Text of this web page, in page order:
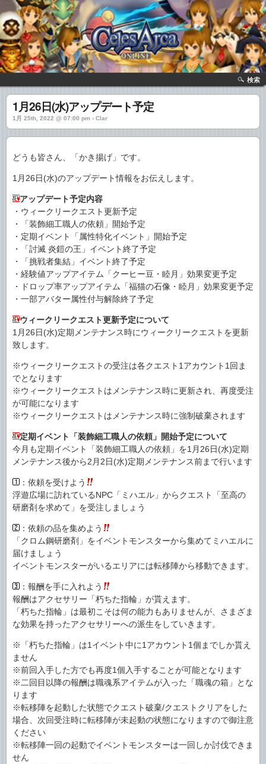
検索
1月26日(水)アップデート予定
1月 25th, 2022 @ 07:00 pm › Clar
どうも皆さん、「かき揚げ」です。
1月26日(水)のアップデート情報をお伝えします。
アップデート予定内容
・ウィークリークエスト更新予定
・「装飾細工職人の依頼」開始予定
・定期イベント「属性特化イベント」開始予定
・「討滅 炎鎧の王」イベント終了予定
・「挑戦者集結」イベント終了予定
・経験値アップアイテム「クーヒー豆・睦月」効果変更予定
・ドロップ率アップアイテム「福猫の石像・睦月」効果変更予定
・一部アバター属性付与解除終了予定
ウィークリークエスト更新予定について
1月26日(水)定期メンテナンス時にウィークリークエストを更新
致します。
※ウィークリークエストの受注は各クエスト1アカウント1回ま
でとなります
※ウィークリークエストはメンテナンス時に更新され、再度受注
が可能になります
※ウィークリークエストはメンテナンス時に強制破棄されます
定期イベント「装飾細工職人の依頼」開始予定について
今月も定期イベント「装飾細工職人の依頼」を1月26日(水)定期
メンテナンス後から2月2日(水)定期メンテナンス前まで行います
：依頼を受けよう
浮遊広場に訪れているNPC「ミハエル」からクエスト「至高の
研磨剤を求めて」を受注しましょう
：依頼の品を集めよう
「クロム鋼研磨剤」をイベントモンスターから集めてミハエルに
届けましょう
イベントモンスターがいるエリアには転移陣から移動できます。
：報酬を手に入れよう
報酬はアクセサリー「朽ちた指輪」が貰えます。
「朽ちた指輪」は最初こそは何の能力もありませんが、さまざま
な効果を持ったアクセサリーへの派生をしていきます。
※「朽ちた指輪」は1イベント中に1アカウント1個までしか貰え
ません
※前回入手した方でも再度1個入手することが可能となります
※二回目以降の報酬は職魂系アイテムが入った「職魂の箱」とな
ります
※転移陣を起動した状態でクエスト破棄/クエストクリアをした
場合、次回受注時に転移陣が未起動の状態になりますので御注意
ください
※転移陣一回の起動でイベントモンスターは一回しか討伐できま
せん